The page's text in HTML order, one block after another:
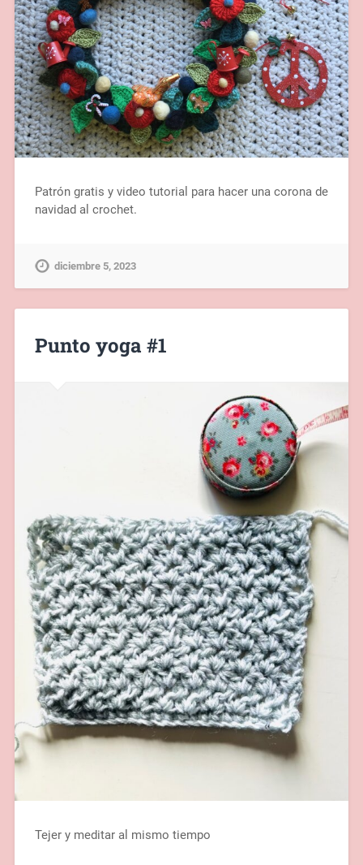
Patrón gratis y video tutorial para hacer una corona de
navidad al crochet.
diciembre 5, 2023
Punto yoga #1
Tejer y meditar al mismo tiempo